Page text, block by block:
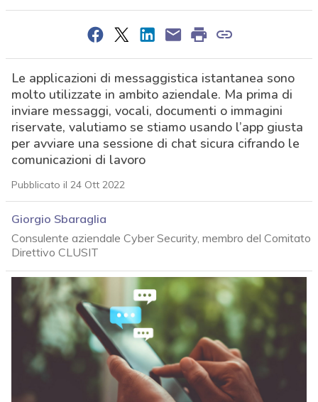
Le applicazioni di messaggistica istantanea sono
molto utilizzate in ambito aziendale. Ma prima di
inviare messaggi, vocali, documenti o immagini
riservate, valutiamo se stiamo usando l’app giusta
per avviare una sessione di chat sicura cifrando le
comunicazioni di lavoro
Pubblicato il 24 Ott 2022
Giorgio Sbaraglia
Consulente aziendale Cyber Security, membro del Comitato
Direttivo CLUSIT